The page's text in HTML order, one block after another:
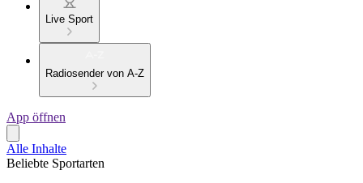
Live Sport
Radiosender von A-Z
App öffnen
Alle Inhalte
Beliebte Sportarten